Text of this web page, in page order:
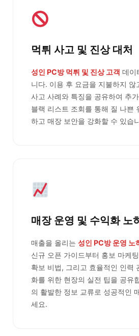
먹튀 사고 및 진상 대처
성인 PC방 먹튀 및 진상 고객 데이
니다. 이용 후 요금을 지불하지 않
사고 사례와 특징을 공유하여 추
블랙 리스트 조회를 통해 질 나쁜
하고 매장 보안을 강화할 수 있습
매장 운영 및 수익화 노
매출을 올리는 성인 PC방 운영 노
신규 오픈 가이드부터 홍보 마케
확보 비법, 그리고 효율적인 인력
화를 위한 현장의 실전 팁을 공유
의 활발한 정보 교류로 성공적인
세요.